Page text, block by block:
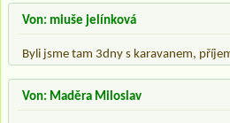
Von: miuše jelínková
Byli jsme tam 3dny s karavanem,
Von: Maděra Miloslav